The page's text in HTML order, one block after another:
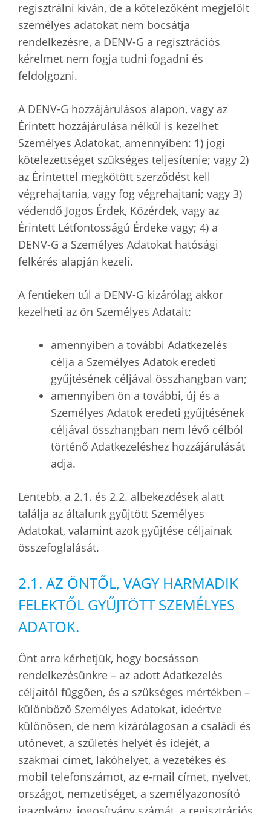
regisztrálni kíván, de a kötelezőként megjelölt
személyes adatokat nem bocsátja
rendelkezésre, a DENV-G a regisztrációs
kérelmet nem fogja tudni fogadni és
feldolgozni.
A DENV-G hozzájárulásos alapon, vagy az
Érintett hozzájárulása nélkül is kezelhet
Személyes Adatokat, amennyiben: 1) jogi
kötelezettséget szükséges teljesítenie; vagy 2)
az Érintettel megkötött szerződést kell
végrehajtania, vagy fog végrehajtani; vagy 3)
védendő Jogos Érdek, Közérdek, vagy az
Érintett Létfontosságú Érdeke vagy; 4) a
DENV-G a Személyes Adatokat hatósági
felkérés alapján kezeli.
A fentieken túl a DENV-G kizárólag akkor
kezelheti az ön Személyes Adatait:
amennyiben a további Adatkezelés
célja a Személyes Adatok eredeti
gyűjtésének céljával összhangban van;
amennyiben ön a további, új és a
Személyes Adatok eredeti gyűjtésének
céljával összhangban nem lévő célból
történő Adatkezeléshez hozzájárulását
adja.
Lentebb, a 2.1. és 2.2. albekezdések alatt
találja az általunk gyűjtött Személyes
Adatokat, valamint azok gyűjtése céljainak
összefoglalását.
2.1. AZ ÖNTŐL, VAGY HARMADIK
FELEKTŐL GYŰJTÖTT SZEMÉLYES
ADATOK.
Önt arra kérhetjük, hogy bocsásson
rendelkezésünkre – az adott Adatkezelés
céljaitól függően, és a szükséges mértékben –
különböző Személyes Adatokat, ideértve
különösen, de nem kizárólagosan a családi és
utónevet, a születés helyét és idejét, a
szakmai címet, lakóhelyet, a vezetékes és
mobil telefonszámot, az e-mail címet, nyelvet,
országot, nemzetiséget, a személyazonosító